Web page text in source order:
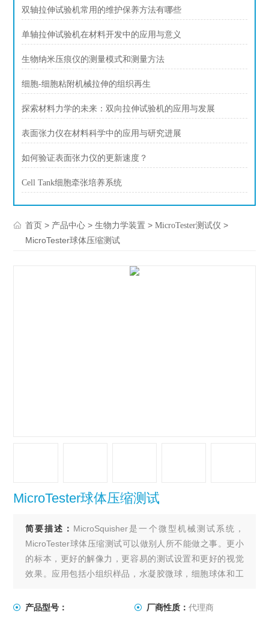
双轴拉伸试验机常用的维护保养方法有哪些
单轴拉伸试验机在材料开发中的应用与意义
生物纳米压痕仪的测量模式和测量方法
细胞-细胞粘附机械拉伸的组织再生
探索材料力学的未来：双向拉伸试验机的应用与发展
表面张力仪在材料科学中的应用与研究进展
如何验证表面张力仪的更新速度？
Cell Tank细胞牵张培养系统
首页 > 产品中心 >生物力学装置 >MicroTester测试仪 >
MicroTester球体压缩测试
MicroTester球体压缩测试
简要描述： MicroSquisher是一个微型机械测试系统，
MicroTester球体压缩测试可以做别人所不能做之事。更小
的标本，更好的解像力，更容易的测试设置和更好的视觉
效果。应用包括小组织样品，水凝胶微球，细胞球体和工
CellScale推出了两款MicroTester！
产品型号： 厂商性质： 代理商